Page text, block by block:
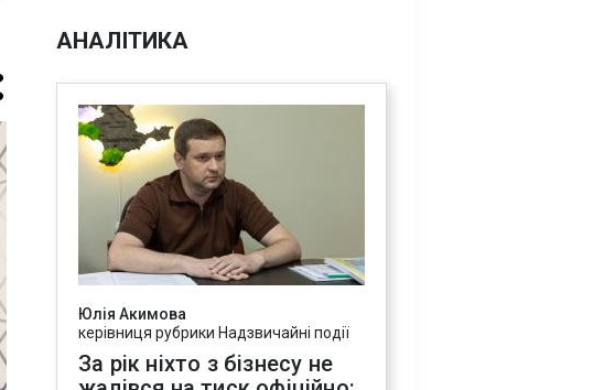
АНАЛІТИКА
Юлія Акимова
керівниця рубрики Надзвичайні події
За рік ніхто з бізнесу не